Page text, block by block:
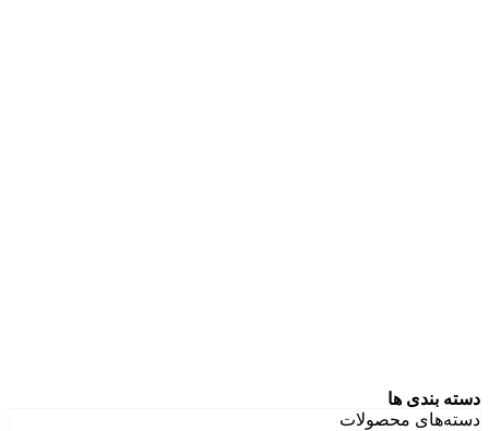
دسته بندی ها
دسته‌های محصولات